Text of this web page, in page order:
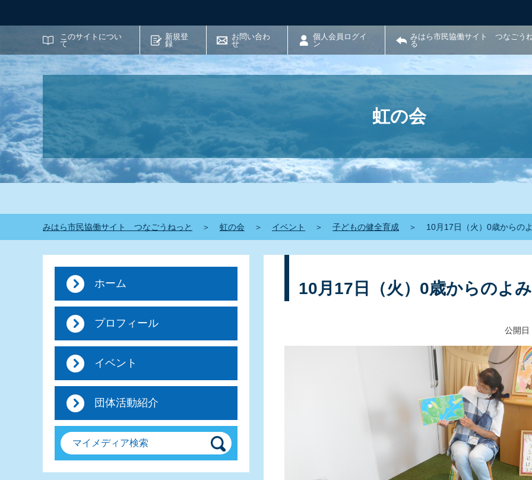
このサイトについ
て
新規登
録
お問い合わ
せ
個人会員ログイ
ン
みはら市民協働サイト つなごう
る
サイト内検索
虹の会
みはら市民協働サイト つなごうねっと ＞ 虹の会 ＞ イベント ＞ 子どもの健全育成 ＞ 10月17日（火）0歳からの
10月17日（火）0歳からのよ
公開
ホーム
プロフィール
イベント
団体活動紹介
マイメディア検索